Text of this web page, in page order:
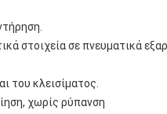
στοιχεία σε πνευματικά
του κλεισίματος.
χωρίς ρύπανση